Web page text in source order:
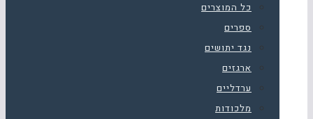
כל המוצרים
ספרים
נגד יתושים
ארגזים
ערדליים
מלכודות